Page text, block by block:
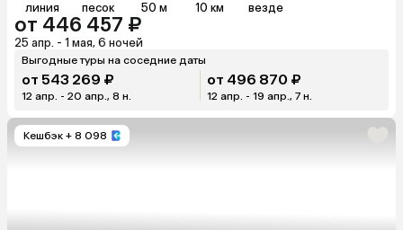
линия песок 50 м 10 км везде
от 446 457 ₽
25 апр. - 1 мая, 6 ночей
Выгодные туры на соседние даты
от 543 269 ₽
12 апр. - 20 апр., 8 н.
от 496 870 ₽
12 апр. - 19 апр., 7 н.
Кешбэк + 8 098